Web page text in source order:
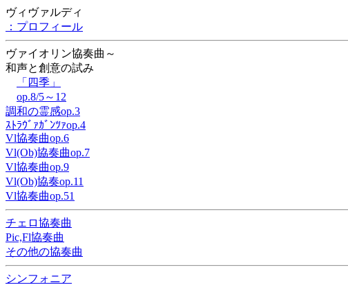
ヴィヴァルディ
：プロフィール
ヴァイオリン協奏曲～
和声と創意の試み
「四季」
op.8/5～12
調和の霊感op.3
ｽﾄﾗｳﾞｧｶﾞﾝﾂｧop.4
Vl協奏曲op.6
Vl(Ob)協奏曲op.7
Vl協奏曲op.9
Vl(Ob)協奏op.11
Vl協奏曲op.51
チェロ協奏曲
Pic,Fl協奏曲
その他の協奏曲
シンフォニア